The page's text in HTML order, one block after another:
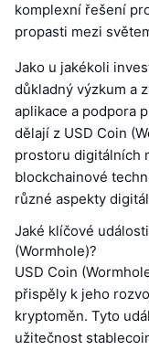
komplexní řešení
propasti mezi
Jako u jakékoli
důkladný výzkum a
aplikace a podpora
dělají z USD Coin
prostoru digitálních
blockchainové
různé aspekty
Jaké klíčové
(Wormhole)?
USD Coin
přispěly k jeho
kryptoměn. Tyto
užitečnost